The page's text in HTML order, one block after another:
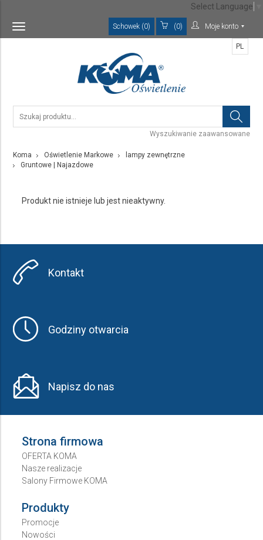
Toggle
navigation
Schowek (0) (0) Moje konto
Wyszukiwanie zaawansowane
PL
Koma Oświetlenie Markowe
lampy zewnętrzne
Gruntowe | Najazdowe
Produkt nie istnieje lub jest nieaktywny.
Kontakt
Godziny otwarcia
Napisz do nas
Strona firmowa
OFERTA KOMA
Nasze realizacje
Salony Firmowe KOMA
Produkty
Promocje
Nowości
Select Language